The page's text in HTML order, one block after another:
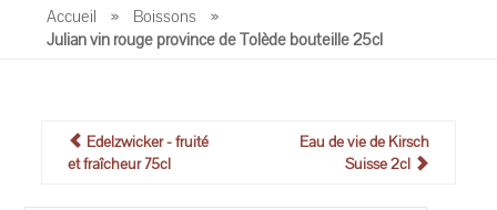
Accueil » Boissons
»
Julian vin rouge province de Tolède bouteille 25cl
Edelzwicker - fruité
et fraîcheur 75cl
Eau de vie de Kirsch
Suisse 2cl